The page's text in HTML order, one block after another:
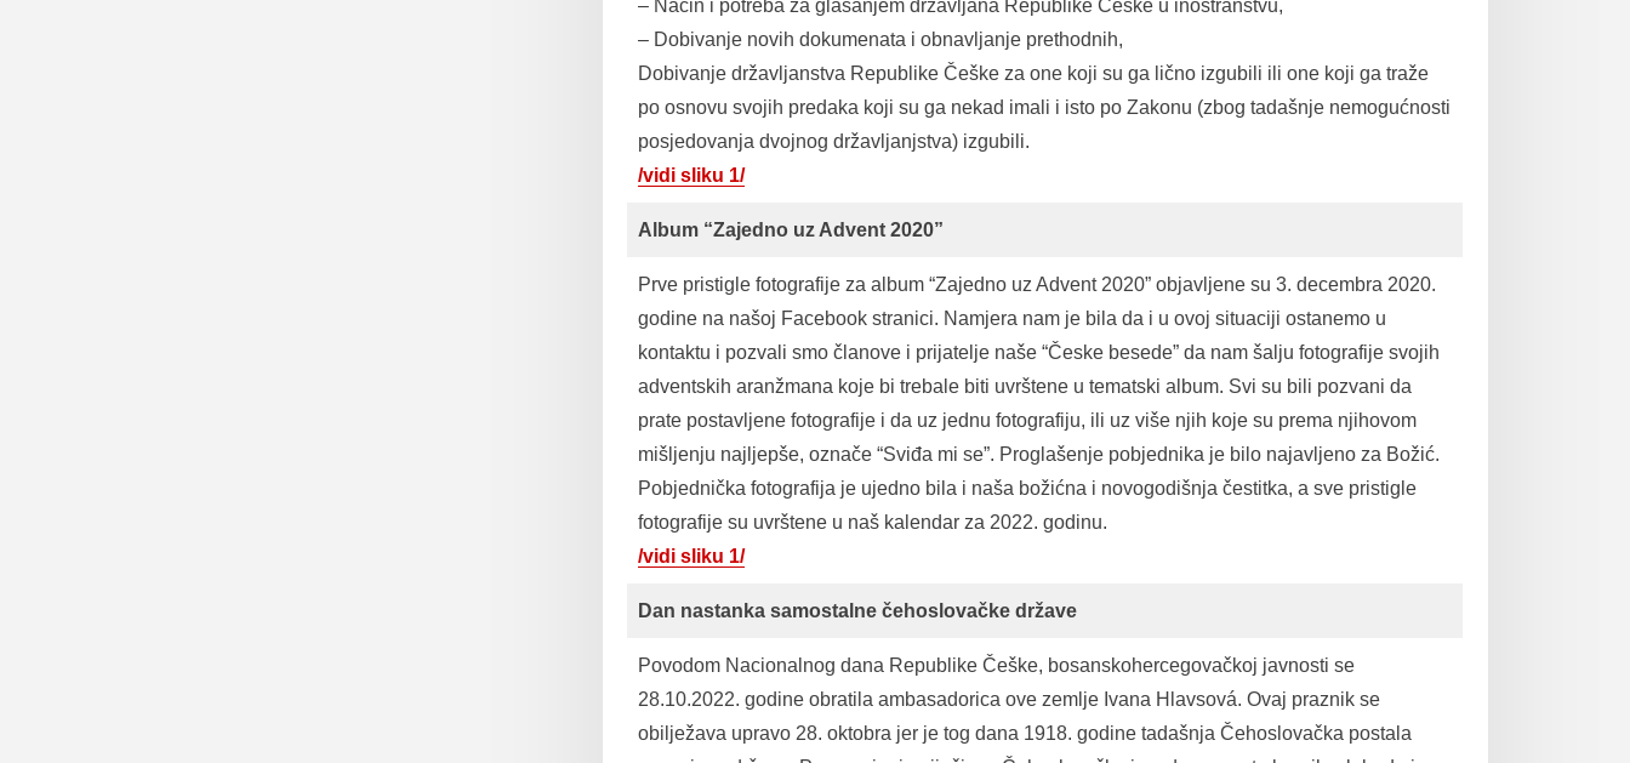
– Način i potreba za glasanjem državljana Republike Češke u inostranstvu,
– Dobivanje novih dokumenata i obnavljanje prethodnih,
Dobivanje državljanstva Republike Češke za one koji su ga lično izgubili ili one koji ga traže
po osnovu svojih predaka koji su ga nekad imali i isto po Zakonu (zbog tadašnje nemogućnosti
posjedovanja dvojnog državljanjstva) izgubili.
/vidi sliku 1/
Album “Zajedno uz Advent 2020”
Prve pristigle fotografije za album “Zajedno uz Advent 2020” objavljene su 3. decembra 2020.
godine na našoj Facebook stranici. Namjera nam je bila da i u ovoj situaciji ostanemo u
kontaktu i pozvali smo članove i prijatelje naše “Česke besede” da nam šalju fotografije svojih
adventskih aranžmana koje bi trebale biti uvrštene u tematski album. Svi su bili pozvani da
prate postavljene fotografije i da uz jednu fotografiju, ili uz više njih koje su prema njihovom
mišljenju najljepše, označe “Sviđa mi se”. Proglašenje pobjednika je bilo najavljeno za Božić.
Pobjednička fotografija je ujedno bila i naša božićna i novogodišnja čestitka, a sve pristigle
fotografije su uvrštene u naš kalendar za 2022. godinu.
/vidi sliku 1/
Dan nastanka samostalne čehoslovačke države
Povodom Nacionalnog dana Republike Češke, bosanskohercegovačkoj javnosti se
28.10.2022. godine obratila ambasadorica ove zemlje Ivana Hlavsová. Ovaj praznik se
obilježava upravo 28. oktobra jer je tog dana 1918. godine tadašnja Čehoslovačka postala